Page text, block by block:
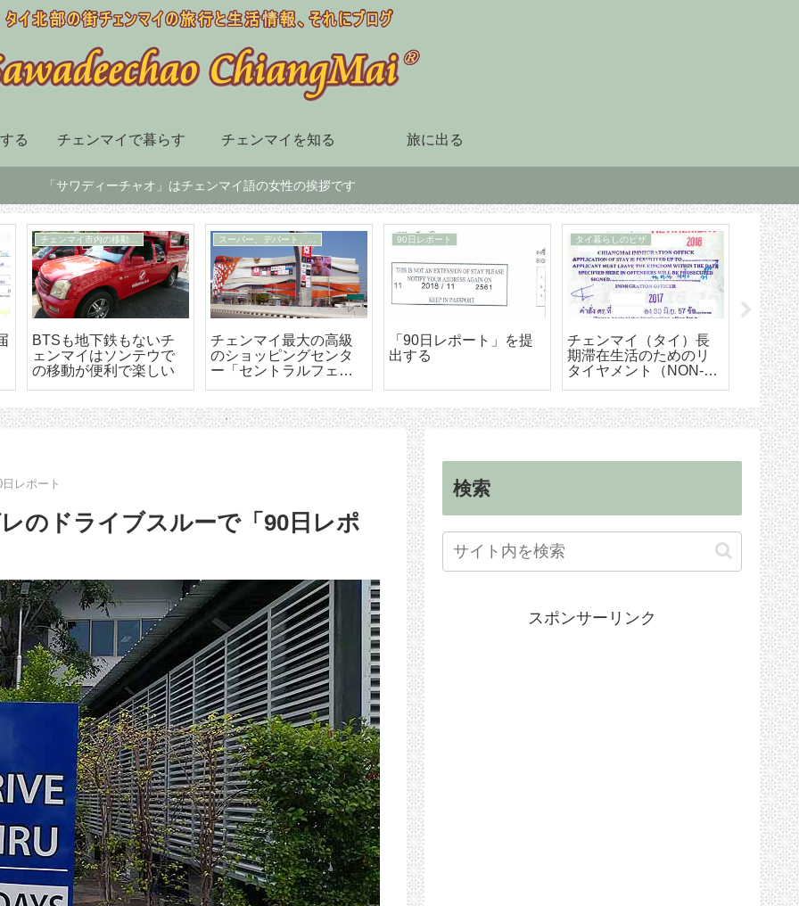
る チェンマイで暮らす チェンマイを知る 旅に出る
「サワディーチャオ」はチェンマイ語の女性の挨拶です
チェンマイ市内の移動手段
BTSも地下鉄もないチ
ェンマイはソンテウで
の移動が便利で楽しい
スーパー、デパート、ショッピングセンター
チェンマイ最大の高級
のショッピングセンタ
ー「セントラルフェス
90日レポート
「90日レポート」を提
出する
タイ暮らしのビザ
チェンマイ（タイ）長
期滞在生活のためのリ
タイヤメント（NON-
【
マイ空
ド 降
ら市内
手続き
日レポート
のドライブスルーで「90日レポ
検索
スポンサーリンク